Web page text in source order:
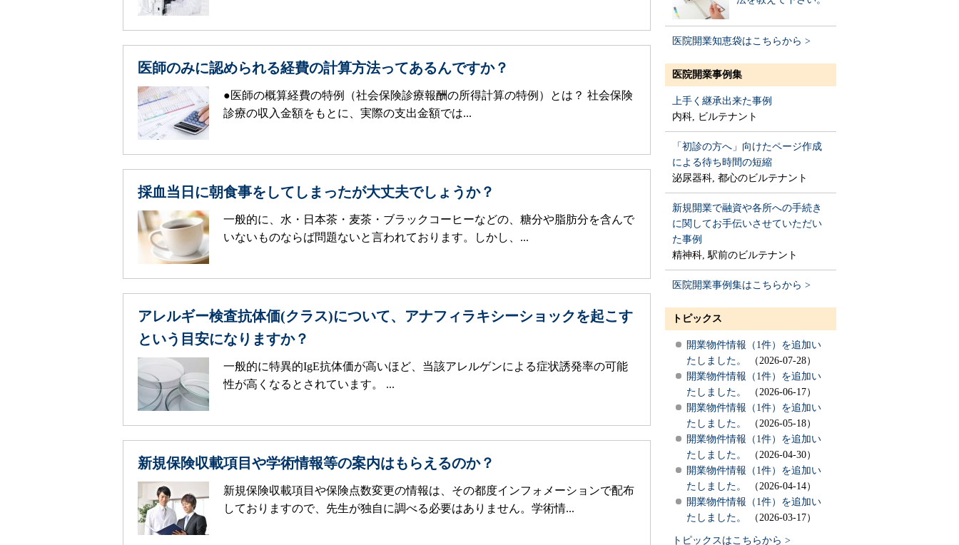
医師のみに認められる経費の計算方法ってあるんですか？
●医師の概算経費の特例（社会保険診療報酬の所得計算の特例）とは？ 社会保険
診療の収入金額をもとに、実際の支出金額では...
採血当日に朝食事をしてしまったが大丈夫でしょうか？
一般的に、水・日本茶・麦茶・ブラックコーヒーなどの、糖分や脂肪分を含んで
いないものならば問題ないと言われております。しかし、...
アレルギー検査抗体価(クラス)について、アナフィラキシーショックを起こす
という目安になりますか？
一般的に特異的IgE抗体価が高いほど、当該アレルゲンによる症状誘発率の可能
性が高くなるとされています。 ...
新規保険収載項目や学術情報等の案内はもらえるのか？
新規保険収載項目や保険点数変更の情報は、その都度インフォメーションで配布
しておりますので、先生が独自に調べる必要はありません。学術情...
医院開業知恵袋はこちらから >
医院開業事例集
上手く継承出来た事例
内科, ビルテナント
「初診の方へ」向けたページ作成
による待ち時間の短縮
泌尿器科, 都心のビルテナント
新規開業で融資や各所への手続き
に関してお手伝いさせていただい
た事例
精神科, 駅前のビルテナント
医院開業事例集はこちらから >
トピックス
開業物件情報（1件）を追加い
たしました。
（2026-07-28）
開業物件情報（1件）を追加い
たしました。
（2026-06-17）
開業物件情報（1件）を追加い
たしました。
（2026-05-18）
開業物件情報（1件）を追加い
たしました。
（2026-04-30）
開業物件情報（1件）を追加い
たしました。
（2026-04-14）
開業物件情報（1件）を追加い
たしました。
（2026-03-17）
トピックスはこちらから >